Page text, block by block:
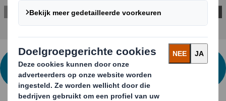
NEEM CONTACT OP VOOR MEER
INFORMATIE